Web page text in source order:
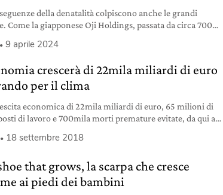
della denatalità colpiscono anche le grandi
Come la giapponese Oji Holdings, passata da circa 700
9 aprile 2024
crescerà di 22mila miliardi di euro
per il clima
economica di 22mila miliardi di euro, 65 milioni di
di lavoro e 700mila morti premature evitate, da qui al
18 settembre 2018
that grows, la scarpa che cresce
ai piedi dei bambini